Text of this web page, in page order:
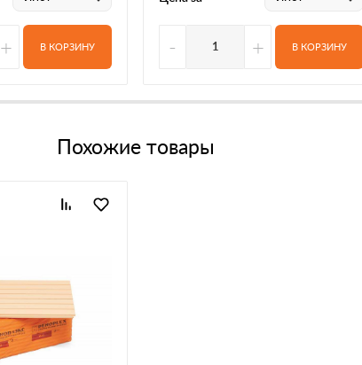
+ В КОРЗИНУ - + В КОРЗИНУ
Похожие товары